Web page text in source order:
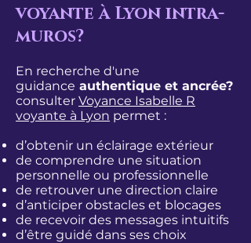
voyante à Lyon intra-
muros?
En recherche d'une
guidance authentique et ancrée?
consulter Voyance Isabelle R
voyante à Lyon permet :
d’obtenir un éclairage extérieur
de comprendre une situation
personnelle ou professionnelle
de retrouver une direction claire
d’anticiper obstacles et blocages
de recevoir des messages intuitifs
d’être guidé dans ses choix